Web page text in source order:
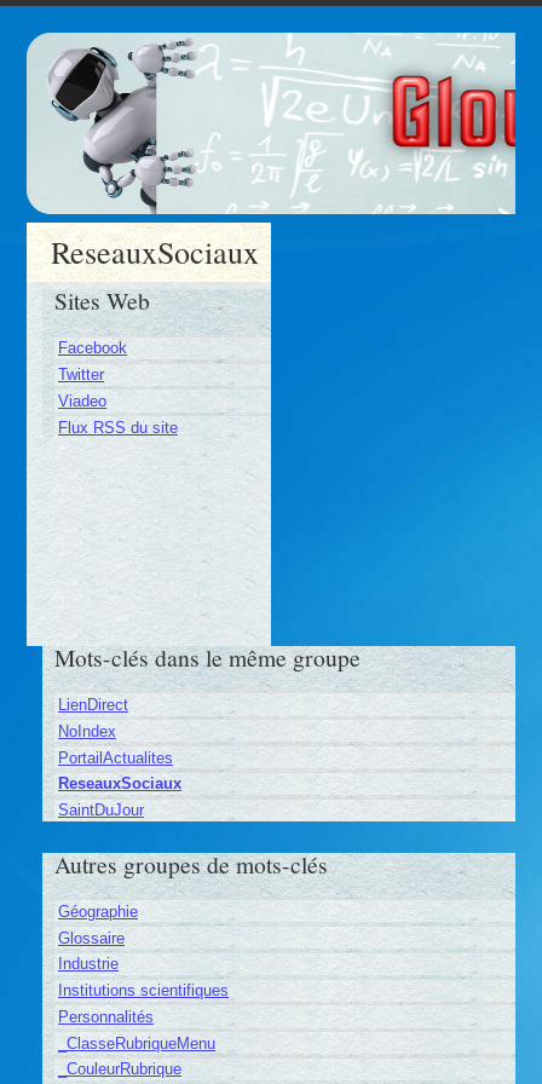
ReseauxSociaux
Sites Web
Facebook
Twitter
Viadeo
Flux RSS du site
Mots-clés dans le même groupe
LienDirect
NoIndex
PortailActualites
ReseauxSociaux
SaintDuJour
Autres groupes de mots-clés
Géographie
Glossaire
Industrie
Institutions scientifiques
Personnalités
_ClasseRubriqueMenu
_CouleurRubrique